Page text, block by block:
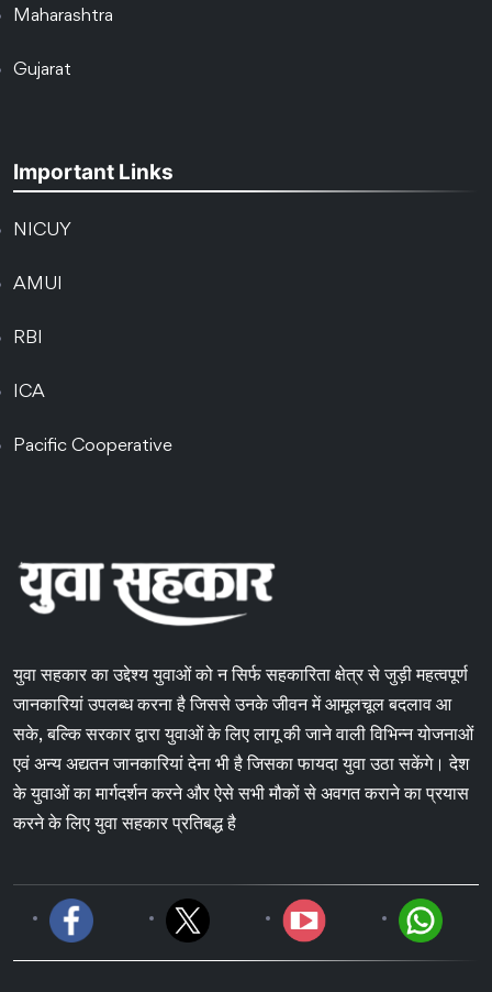
Maharashtra
Gujarat
Important Links
NICUY
AMUI
RBI
ICA
Pacific Cooperative
युवा सहकार का उद्देश्य युवाओं को न सिर्फ सहकारिता क्षेत्र से जुड़ी महत्वपूर्ण
जानकारियां उपलब्ध करना है जिससे उनके जीवन में आमूलचूल बदलाव आ
सके, बल्कि सरकार द्वारा युवाओं के लिए लागू की जाने वाली विभिन्न योजनाओं
एवं अन्य अद्यतन जानकारियां देना भी है जिसका फायदा युवा उठा सकेंगे। देश
के युवाओं का मार्गदर्शन करने और ऐसे सभी मौकों से अवगत कराने का प्रयास
करने के लिए युवा सहकार प्रतिबद्ध है